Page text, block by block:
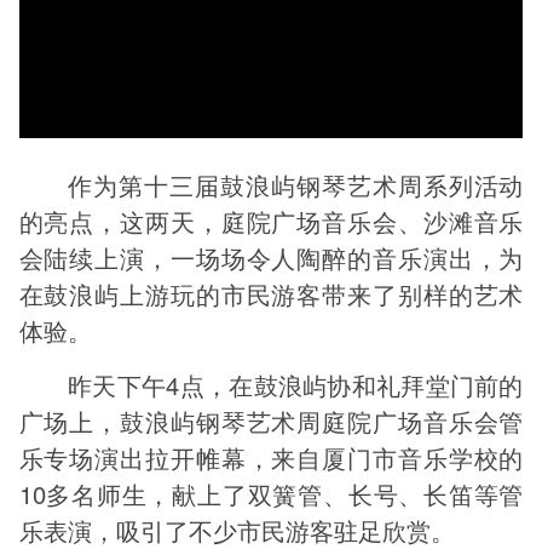
作为第十三届鼓浪屿钢琴艺术周系列活动
的亮点，这两天，庭院广场音乐会、沙滩音乐
会陆续上演，一场场令人陶醉的音乐演出，为
在鼓浪屿上游玩的市民游客带来了别样的艺术
体验。
昨天下午4点，在鼓浪屿协和礼拜堂门前的
广场上，鼓浪屿钢琴艺术周庭院广场音乐会管
乐专场演出拉开帷幕，来自厦门市音乐学校的
10多名师生，献上了双簧管、长号、长笛等管
乐表演，吸引了不少市民游客驻足欣赏。